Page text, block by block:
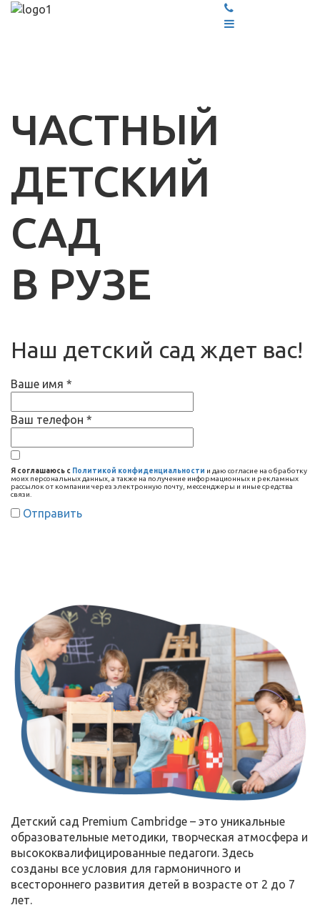
ЧАСТНЫЙ
ДЕТСКИЙ
САД
В РУЗЕ
Наш детский сад ждет вас!
Ваше имя *
Ваш телефон *
Я соглашаюсь с Политикой конфиденциальности и даю согласие на обработку
моих персональных данных, а также на получение информационных и рекламных
рассылок от компании через электронную почту, мессенджеры и иные средства
связи.
Отправить
Детский сад Premium Cambridge – это уникальные
образовательные методики, творческая атмосфера и
высококвалифицированные педагоги. Здесь
созданы все условия для гармоничного и
всестороннего развития детей в возрасте от 2 до 7
лет.